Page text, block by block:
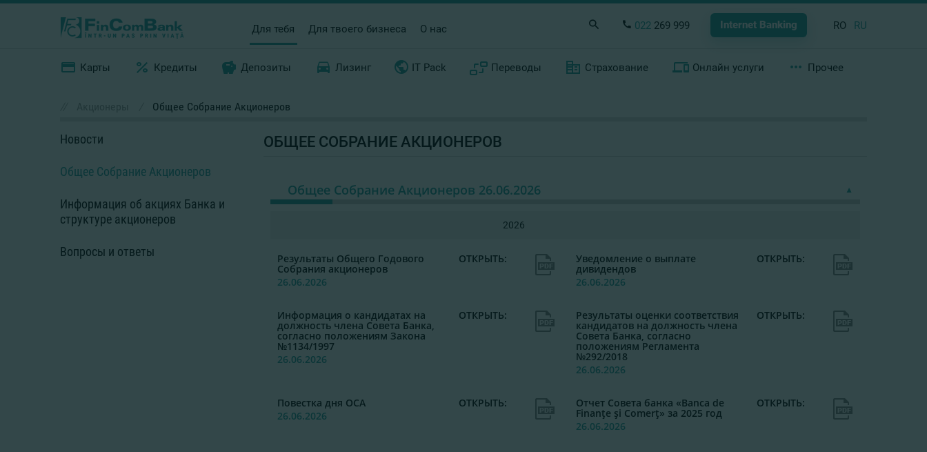
Для тебя Для твоего бизнеса О нас 022 269 999 Internet Banking RO RU
Карты Кредиты Депозиты Лизинг IT Pack Переводы Страхование Онлайн услуги Прочее
Общее Cобрание Акционеров
Новости
Общее Cобрание Акционеров
Информация об акциях Банка и
структуре акционеров
Вопросы и ответы
ОБЩЕЕ CОБРАНИЕ АКЦИОНЕРОВ
Общее Cобрание Акционеров 26.06.2026
2026
Результаты Общего Годового
Собрания акционеров
26.06.2026
ОТКРЫТЬ: Уведомление о выплате
дивидендов
26.06.2026
ОТКРЫТЬ:
Информация о кандидатах на
должность члена Совета Банка,
согласно положениям Закона
№1134/1997
26.06.2026
ОТКРЫТЬ: Результаты оценки соответствия
кандидатов на должность члена
Совета Банка, согласно
положениям Регламента
№292/2018
26.06.2026
ОТКРЫТЬ:
Повестка дня ОСА
26.06.2026
ОТКРЫТЬ: Отчет Совета банка «Banca de
Finanţe şi Comerţ» за 2025 год
26.06.2026
ОТКРЫТЬ: